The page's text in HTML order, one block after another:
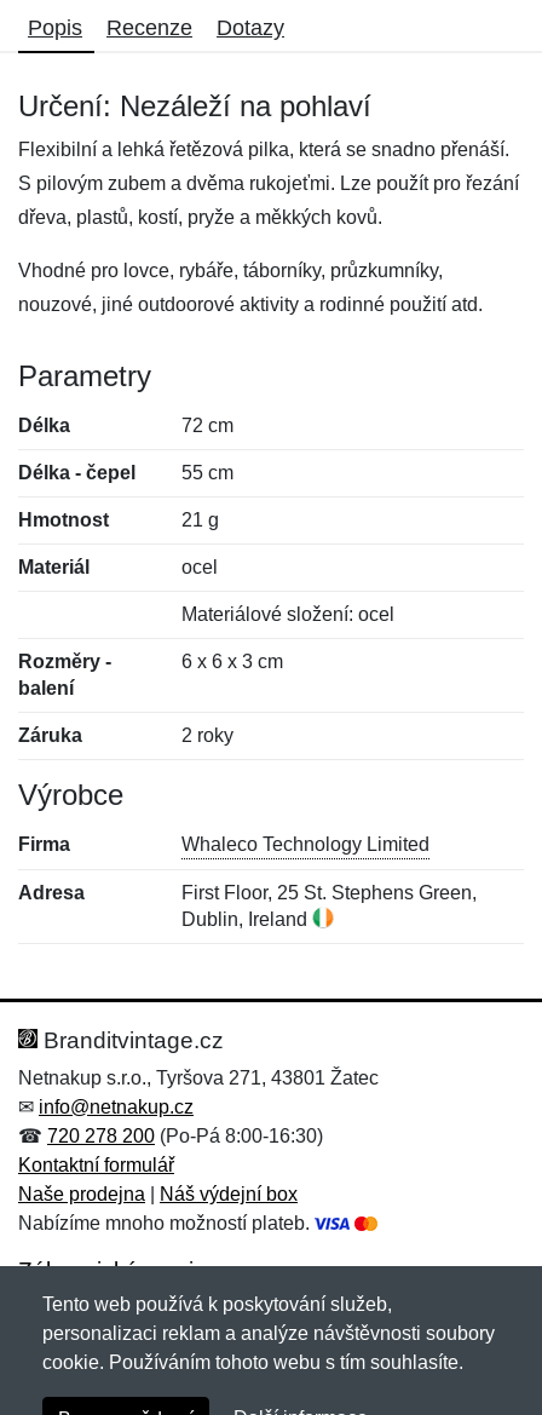
Popis Recenze Dotazy
Určení: Nezáleží na pohlaví
Flexibilní a lehká řetězová pilka, která se snadno přenáší.
S pilovým zubem a dvěma rukojeťmi. Lze použít pro řezání
dřeva, plastů, kostí, pryže a měkkých kovů.
Vhodné pro lovce, rybáře, táborníky, průzkumníky,
nouzové, jiné outdoorové aktivity a rodinné použití atd.
Parametry
Délka 72 cm
Délka - čepel 55 cm
Hmotnost 21 g
Materiál ocel
Materiálové složení: ocel
Rozměry -
balení
6 x 6 x 3 cm
Záruka 2 roky
Výrobce
Firma Whaleco Technology Limited
Adresa
First Floor, 25 St. Stephens Green,
Dublin, Ireland
Hodnocení:
Jméno: *
Zpráva*
Jméno:
E-mail:*
Branditvintage.cz
Netnakup s.r.o., Tyršova 271, 43801 Žatec
✉ info@netnakup.cz
☎ 720 278 200 (Po-Pá 8:00-16:30)
Kontaktní formulář
Naše prodejna
Náš výdejní box
Nabízíme mnoho možností plateb.
Zákaznický servis
Novinky emailem
Tento web používá k poskytování služeb,
personalizaci reklam a analýze návštěvnosti soubory
cookie. Používáním tohoto webu s tím souhlasíte.